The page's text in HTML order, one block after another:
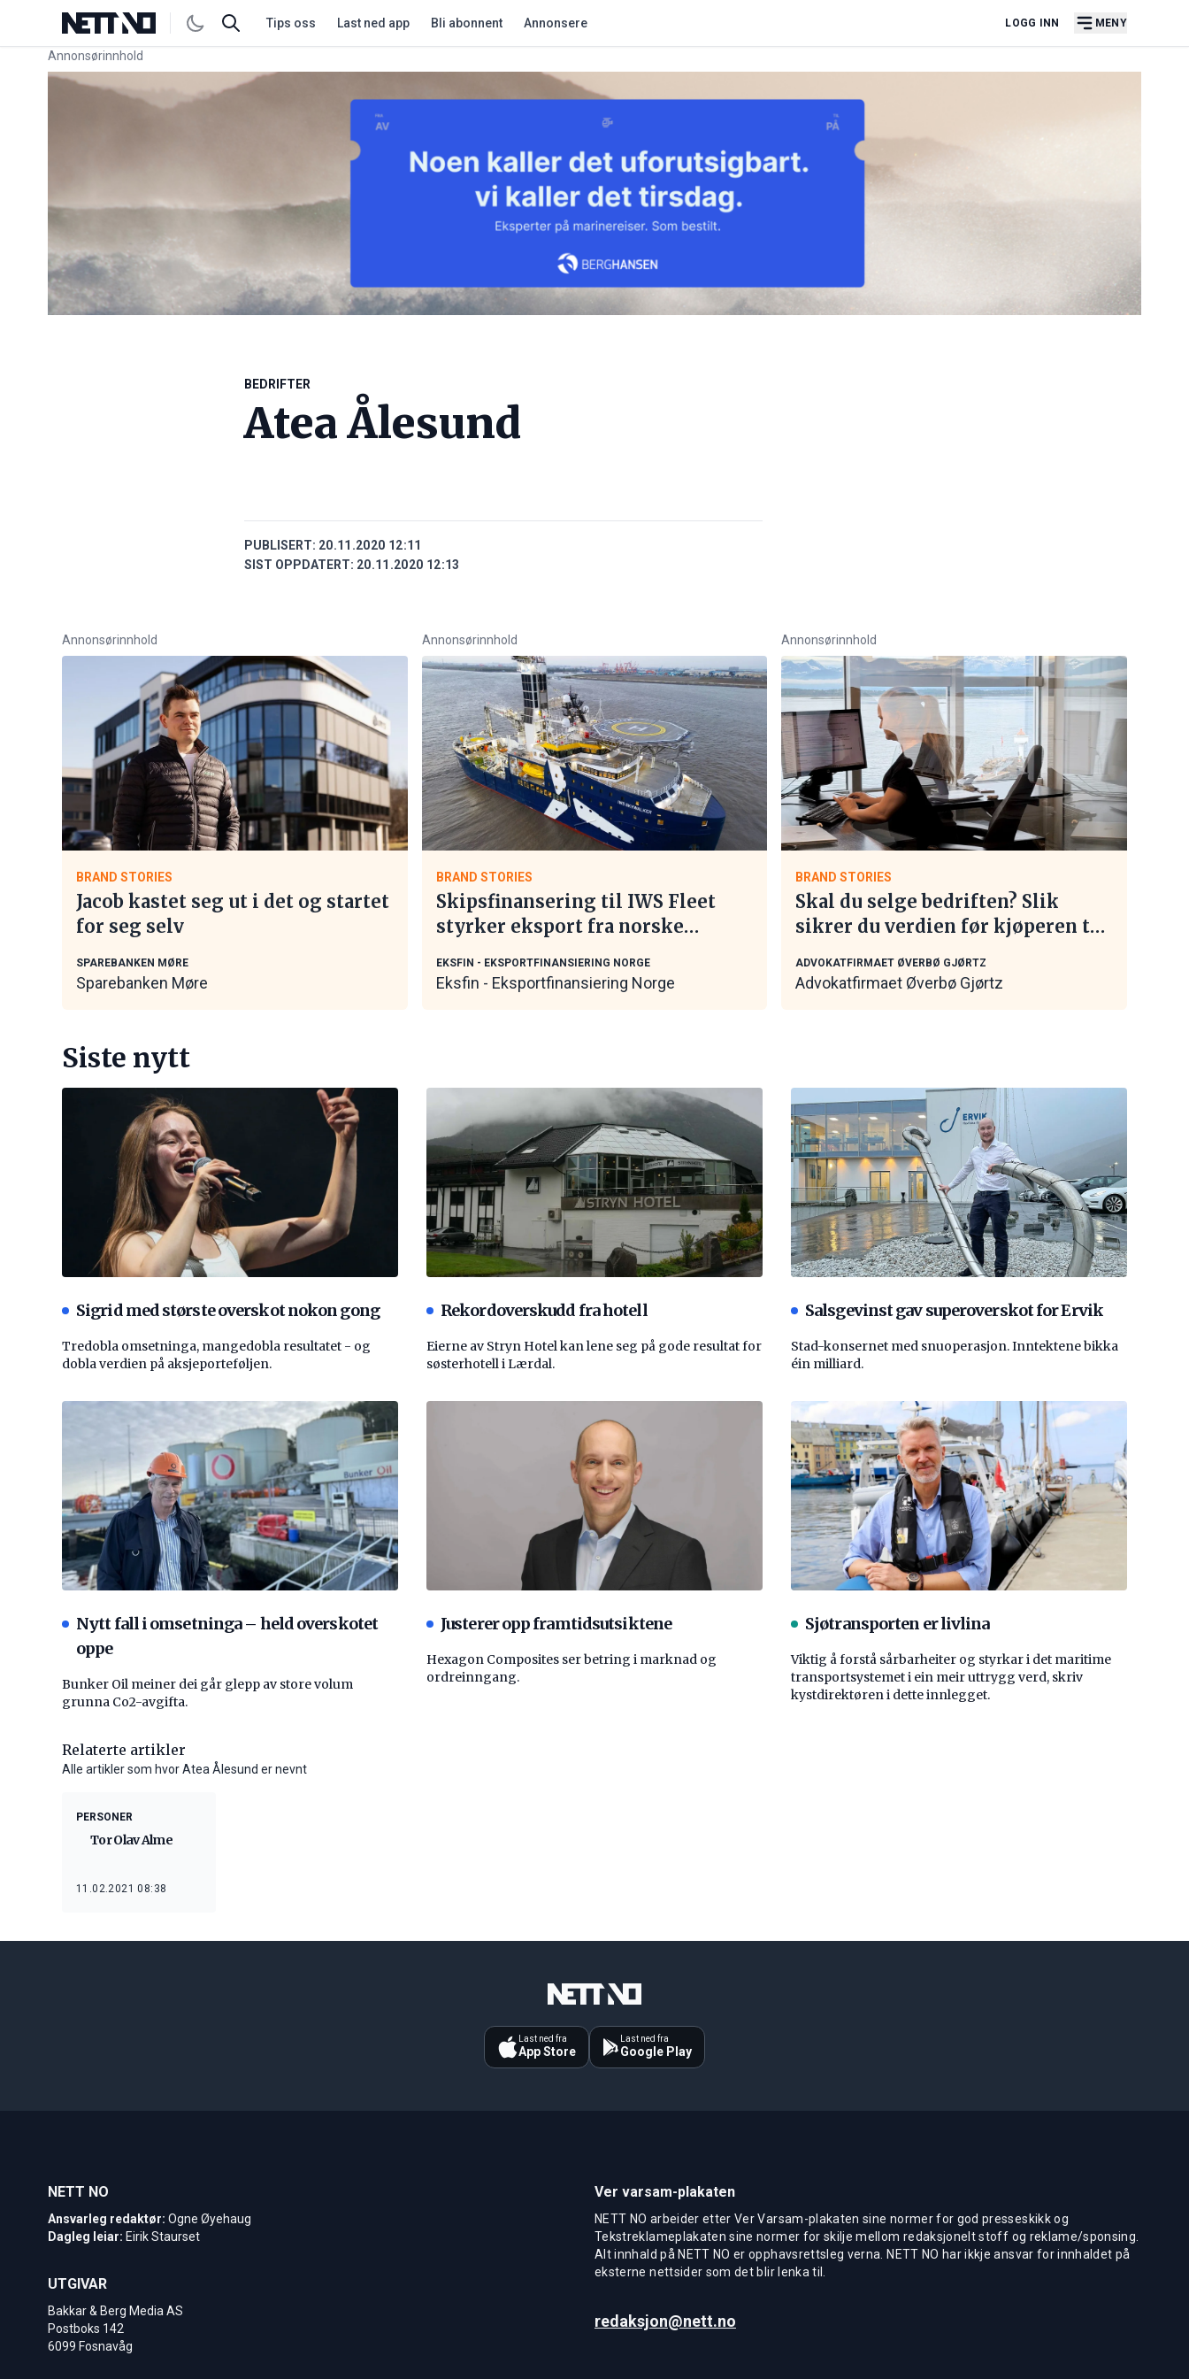
Tips oss Last ned app Bli abonnent Annonsere LOGG INN MENY
Annonsørinnhold
Link for annonse
BEDRIFTER
Atea Ålesund
PUBLISERT: 20.11.2020 12:11
SIST OPPDATERT: 20.11.2020 12:13
Annonsørinnhold
BRAND STORIES
Jacob kastet seg ut i det og startet
for seg selv
SPAREBANKEN MØRE
Sparebanken Møre
Annonsørinnhold
BRAND STORIES
Skipsfinansering til IWS Fleet
styrker eksport fra norske
EKSFIN - EKSPORTFINANSIERING NORGE
Eksfin - Eksportfinansiering Norge
Annonsørinnhold
BRAND STORIES
Skal du selge bedriften? Slik
sikrer du verdien før kjøperen tar
ADVOKATFIRMAET ØVERBØ GJØRTZ
Advokatfirmaet Øverbø Gjørtz
Siste nytt
Sigrid med største overskot nokon gong
Tredobla omsetninga, mangedobla resultatet - og
dobla verdien på aksjeporteføljen.
Rekordoverskudd fra hotell
Eierne av Stryn Hotel kan lene seg på gode resultat for
søsterhotell i Lærdal.
Salsgevinst gav superoverskot for Ervik
Stad-konsernet med snuoperasjon. Inntektene bikka
éin milliard.
Nytt fall i omsetninga – held overskotet
oppe
Bunker Oil meiner dei går glepp av store volum
grunna Co2-avgifta.
Justerer opp framtidsutsiktene
Hexagon Composites ser betring i marknad og
ordreinngang.
Sjøtransporten er livlina
Viktig å forstå ­sårbarheiter og styrkar i det maritime
transport­systemet i ein meir uttrygg verd, skriv
kystdirektøren i dette innlegget.
Relaterte artikler
Alle artikler som hvor Atea Ålesund er nevnt
PERSONER
Tor Olav Alme
11.02.2021 08:38
Last ned fra
App Store
Last ned fra
Google Play
NETT NO
Ansvarleg redaktør: Ogne Øyehaug
Dagleg leiar: Eirik Staurset
UTGIVAR
Bakkar & Berg Media AS
Postboks 142
6099 Fosnavåg
Ver varsam-plakaten
NETT NO arbeider etter Ver Varsam-plakaten sine normer for god presseskikk og
Tekstreklameplakaten sine normer for skilje mellom redaksjonelt stoff og reklame/sponsing.
Alt innhald på NETT NO er opphavsrettsleg verna. NETT NO har ikkje ansvar for innhaldet på
eksterne nettsider som det blir lenka til.
redaksjon@nett.no